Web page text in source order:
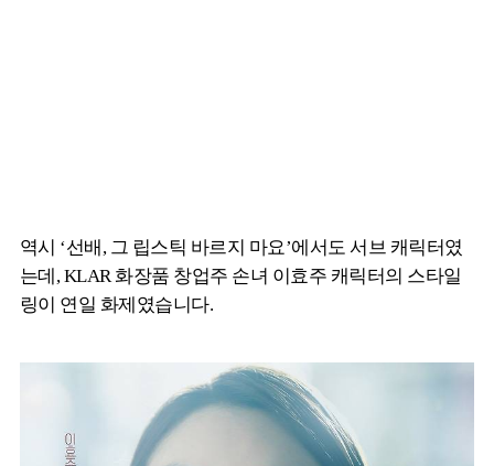
역시 ‘선배, 그 립스틱 바르지 마요’에서도 서브 캐릭터였
는데, KLAR 화장품 창업주 손녀 이효주 캐릭터의 스타일
링이 연일 화제였습니다.